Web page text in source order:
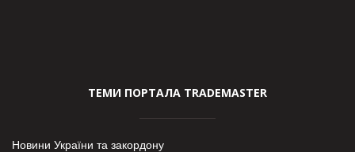
ТЕМИ ПОРТАЛА TRADEMASTER
Новини України та закордону